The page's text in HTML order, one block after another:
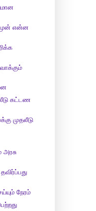
முன் என்ன
கட்டண
முதலீடு
நேரம்